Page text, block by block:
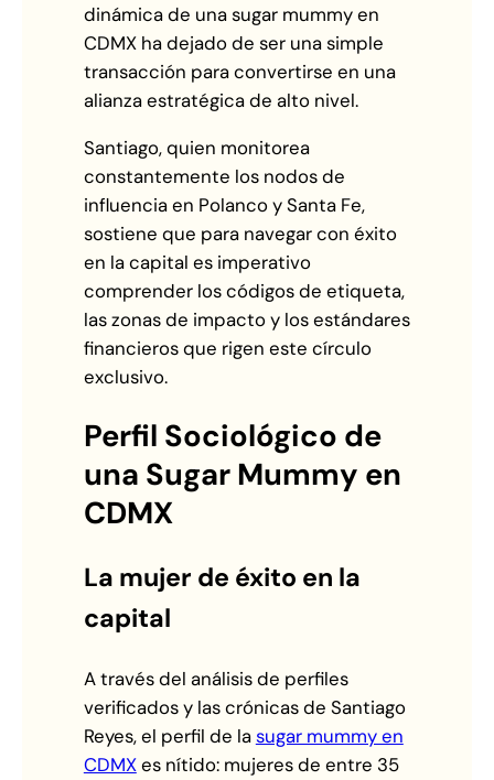
dinámica de una sugar mummy en
CDMX ha dejado de ser una simple
transacción para convertirse en una
alianza estratégica de alto nivel.
Santiago, quien monitorea
constantemente los nodos de
influencia en Polanco y Santa Fe,
sostiene que para navegar con éxito
en la capital es imperativo
comprender los códigos de etiqueta,
las zonas de impacto y los estándares
financieros que rigen este círculo
exclusivo.
Perfil Sociológico de
una Sugar Mummy en
CDMX
La mujer de éxito en la
capital
A través del análisis de perfiles
verificados y las crónicas de Santiago
Reyes, el perfil de lasugar mummy en
CDMXes nítido: mujeres de entre 35